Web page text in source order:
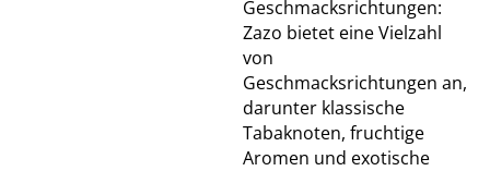
Geschmacksrichtungen:
Zazo bietet eine Vielzahl
von
Geschmacksrichtungen an,
darunter klassische
Tabaknoten, fruchtige
Aromen und exotische